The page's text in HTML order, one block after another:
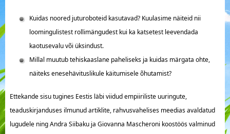
Kuidas noored juturoboteid kasutavad? Kuulasime näiteid nii
loomingulistest rollimängudest kui ka katsetest leevendada
kaotusevalu või üksindust.
Millal muutub tehiskaaslane paheliseks ja kuidas märgata ohte,
näiteks enesehävituslikule käitumisele õhutamist?
Ettekande sisu tugines Eestis läbi viidud empiiriliste uuringute,
teaduskirjanduses ilmunud artiklite, rahvusvahelises meedias avaldatud
lugudele ning Andra Siibaku ja Giovanna Mascheroni koostöös valminud